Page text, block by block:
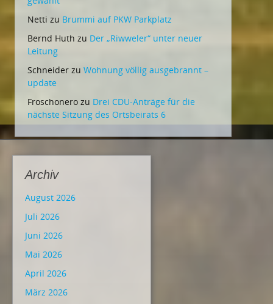
Netti zu Brummi auf PKW Parkplatz
Bernd Huth zu Der „Riwweler“ unter neuer
Leitung
Schneider zu Wohnung völlig ausgebrannt –
update
Froschonero zu Drei CDU-Anträge für die
nächste Sitzung des Ortsbeirats 6
Archiv
August 2026
Juli 2026
Juni 2026
Mai 2026
April 2026
März 2026